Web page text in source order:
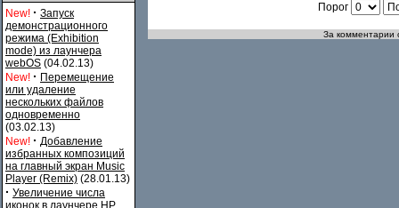
New! · Запуск
демонстрационного
режима (Exhibition
mode) из лаунчера
webOS (04.02.13)
New! · Перемещение
или удаление
нескольких файлов
одновременно
(03.02.13)
New! · Добавление
избранных композиций
на главный экран Music
Player (Remix) (28.01.13)
· Увеличение числа
иконок в лаунчере HP
Порог
За комментарии